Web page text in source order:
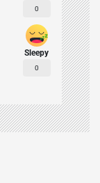
0
Sleepy
0